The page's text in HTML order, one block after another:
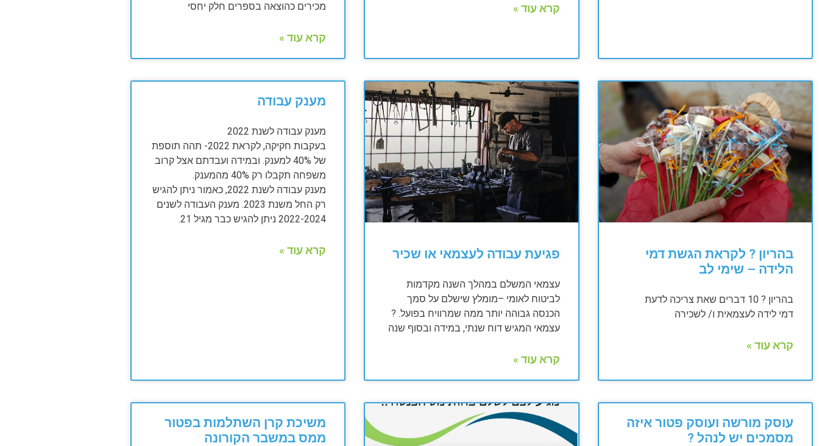
קרא עוד »
מכירים כהוצאה בספרים חלק יחסי
קרא עוד »
בהריון ? לקראת הגשת דמי
הלידה – שימי לב
בהריון ? 10 דברים שאת צריכה לדעת
דמי לידה לעצמאית ו/ לשכירה
קרא עוד »
פגיעת עבודה לעצמאי או שכיר
עצמאי המשלם במהלך השנה מקדמות
לביטוח לאומי –מומלץ שישלם על סמך
הכנסה גבוהה יותר ממה שמרוויח בפועל. ?
עצמאי המגיש דוח שנתי, במידה ובסוף שנה
קרא עוד »
מענק עבודה
מענק עבודה לשנת 2022
בעקבות חקיקה, לקראת 2022- תהה תוספת
של 40% למענק. ובמידה ועבדתם אצל קרוב
משפחה תקבלו רק 40% מהמענק.
מענק עבודה לשנת 2022, כאמור ניתן להגיש
רק החל משנת 2023. מענק העבודה לשנים
2022-2024 ניתן להגיש כבר מגיל 21.
קרא עוד »
עוסק מורשה ועוסק פטור איזה
מסמכים יש לנהל ?
משיכת קרן השתלמות בפטור
ממס במשבר הקורונה